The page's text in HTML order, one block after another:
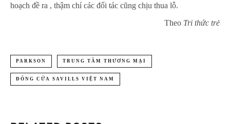
hoạch đề ra , thậm chí các đối tác cũng chịu thua lỗ.
Theo Tri thức trẻ
PARKSON TRUNG TÂM THƯƠNG MẠI
ĐÓNG CỬA SAVILLS VIỆT NAM